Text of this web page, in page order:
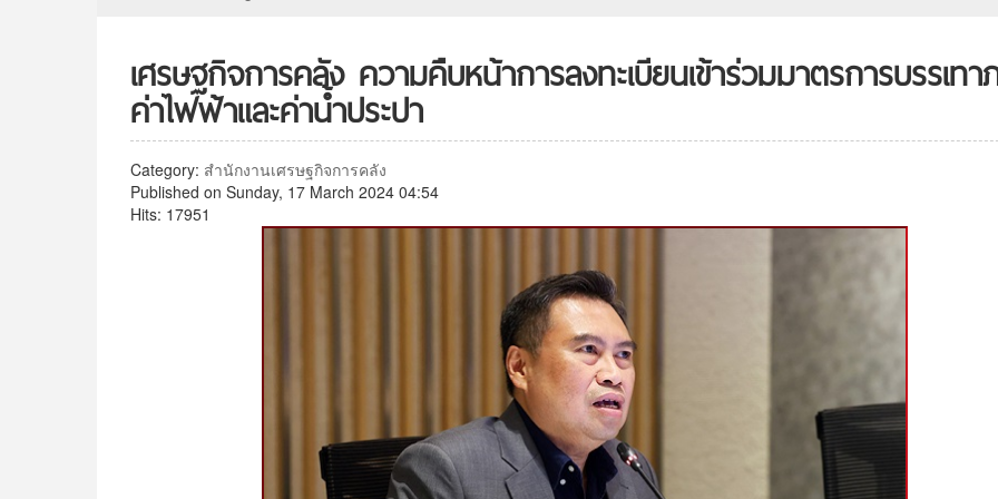
เศรษฐกิจการคลัง ความคืบหน้าการลงทะเบียนเข้าร่วมมาตรการบรรเทา
ค่าไฟฟ้าและค่าน้ำประปา
Category: สำนักงานเศรษฐกิจการคลัง
Published on Sunday, 17 March 2024 04:54
Hits: 17951